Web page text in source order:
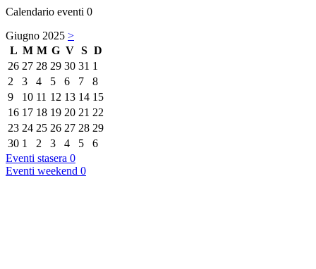
Calendario eventi 0
Giugno 2025 >
L M M G V S D
26 27 28 29 30 31 1
2
3 4 5 6 7
8
9
10 11 12 13 14 15
16 17 18 19 20 21 22
23 24 25 26 27 28 29
30 1 2 3 4 5
6
Eventi stasera 0
Eventi weekend 0